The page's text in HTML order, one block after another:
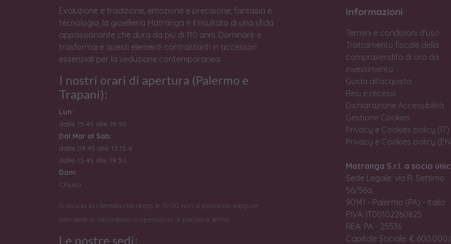
Evoluzione e tradizione, emozione e precisione, fantasia e
tecnologia, la gioielleria Matranga è il risultato di una sfida
appassionante che dura da più di 110 anni. Dominare e
trasformare questi elementi contrastanti in accessori
essenziali per la seduzione contemporanea.
I nostri orari di apertura (Palermo e
Trapani):
Lun:
dalle 15:45 alle 19:30
Dal Mar al Sab:
dalle 09:45 alle 13:15 e
dalle 15:45 alle 19:30
Dom:
Chiuso
Si avvisa la clientela che dopo le 19:00 non si potranno eseguire
interventi in laboratorio o operazioni di perizia e stima.
Le nostre sedi:
Informazioni
Termini e condizioni d'uso
Trattamento fiscale della
compravendita di oro da
investimento
Guida all'acquisto
Resi e recessi
Dichiarazione Accessibilità
Gestione Cookies
Privacy e Cookies policy (IT)
Privacy e Cookies policy
Matranga S.r.l. a socio
Sede Legale: via R. Settimo
56/56a,
90141 - Palermo (PA) - Italia
P.IVA: IT00102260825
REA: PA - 25536
Capitale Sociale: €